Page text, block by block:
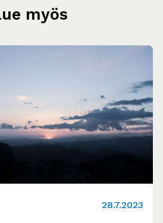
myös
28.7.2023